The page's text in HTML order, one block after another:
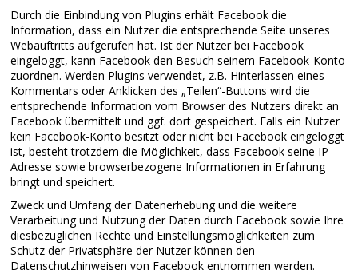
Durch die Einbindung von Plugins erhält Facebook die
Information, dass ein Nutzer die entsprechende Seite unseres
Webauftritts aufgerufen hat. Ist der Nutzer bei Facebook
eingeloggt, kann Facebook den Besuch seinem Facebook-Konto
zuordnen. Werden Plugins verwendet, z.B. Hinterlassen eines
Kommentars oder Anklicken des „Teilen“-Buttons wird die
entsprechende Information vom Browser des Nutzers direkt an
Facebook übermittelt und ggf. dort gespeichert. Falls ein Nutzer
kein Facebook-Konto besitzt oder nicht bei Facebook eingeloggt
ist, besteht trotzdem die Möglichkeit, dass Facebook seine IP-
Adresse sowie browserbezogene Informationen in Erfahrung
bringt und speichert.
Zweck und Umfang der Datenerhebung und die weitere
Verarbeitung und Nutzung der Daten durch Facebook sowie Ihre
diesbezüglichen Rechte und Einstellungsmöglichkeiten zum
Schutz der Privatsphäre der Nutzer können den
Datenschutzhinweisen von Facebook entnommen werden.